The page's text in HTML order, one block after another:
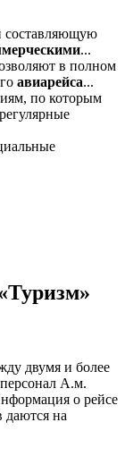
составляющую
...
в полном
авиарейса...
по которым
двумя и более
А.м.
о рейсе
даются на